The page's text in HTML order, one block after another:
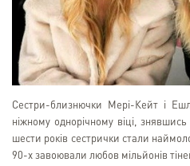
Сестри-близнючки Мері-Кейт і
ніжному однорічному віці,
шести років сестрички стали
90-х завоювали любов мільйонів